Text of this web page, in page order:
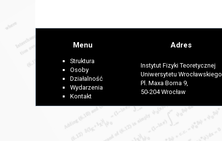
Menu
Struktura
Osoby
Działalność
Wydarzenia
Kontakt
Adres
Instytut Fizyki Teoretycznej
Uniwersytetu Wrocławskiego
Pl. Maxa Borna 9,
50-204 Wrocław